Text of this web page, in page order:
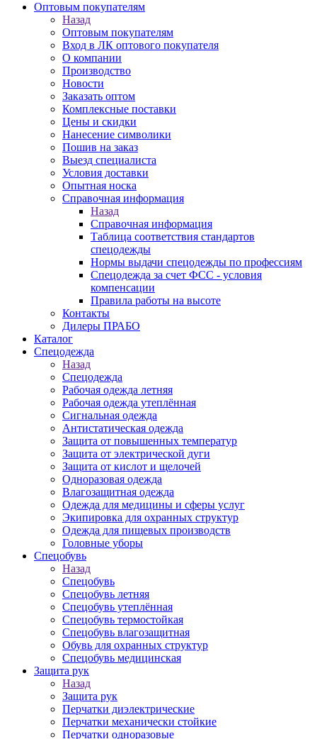
Оптовым покупателям
Назад
Оптовым покупателям
Вход в ЛК оптового покупателя
О компании
Производство
Новости
Заказать оптом
Комплексные поставки
Цены и скидки
Нанесение символики
Пошив на заказ
Выезд специалиста
Условия доставки
Опытная носка
Справочная информация
Назад
Справочная информация
Таблица соответствия стандартов
спецодежды
Нормы выдачи спецодежды по профессиям
Спецодежда за счет ФСС - условия
компенсации
Правила работы на высоте
Контакты
Дилеры ПРАБО
Каталог
Спецодежда
Назад
Спецодежда
Рабочая одежда летняя
Рабочая одежда утеплённая
Сигнальная одежда
Антистатическая одежда
Защита от повышенных температур
Защита от электрической дуги
Защита от кислот и щелочей
Одноразовая одежда
Влагозащитная одежда
Одежда для медицины и сферы услуг
Экипировка для охранных структур
Одежда для пищевых производств
Головные уборы
Спецобувь
Назад
Спецобувь
Спецобувь летняя
Спецобувь утеплённая
Спецобувь термостойкая
Спецобувь влагозащитная
Обувь для охранных структур
Спецобувь медицинская
Защита рук
Назад
Защита рук
Перчатки диэлектрические
Перчатки механически стойкие
Перчатки одноразовые